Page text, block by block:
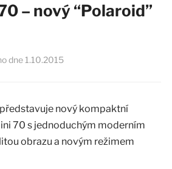
– nový “Polaroid”
dne 1.10.2015
nový kompaktní
70 s jednoduchým moderním
obrazu a novým režimem